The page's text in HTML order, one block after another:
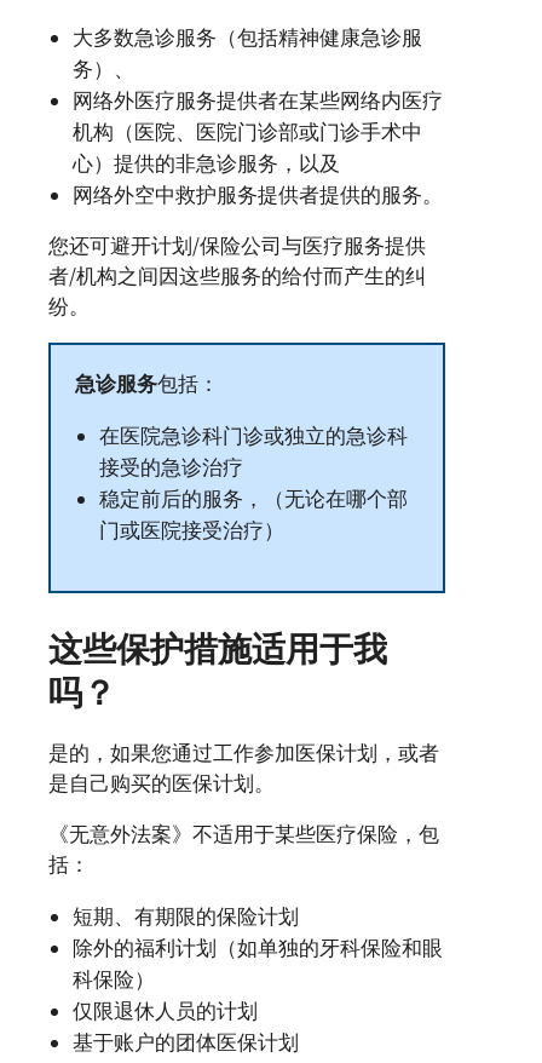
大多数急诊服务（包括精神健康急诊服
务）、
网络外医疗服务提供者在某些网络内医疗
机构（医院、医院门诊部或门诊手术中
心）提供的非急诊服务，以及
网络外空中救护服务提供者提供的服务。
您还可避开计划/保险公司与医疗服务提供
者/机构之间因这些服务的给付而产生的纠
纷。
急诊服务包括：
在医院急诊科门诊或独立的急诊科
接受的急诊治疗
稳定前后的服务，（无论在哪个部
门或医院接受治疗）
这些保护措施适用于我
吗？
是的，如果您通过工作参加医保计划，或者
是自己购买的医保计划。
《无意外法案》不适用于某些医疗保险，包
括：
短期、有期限的保险计划
除外的福利计划（如单独的牙科保险和眼
科保险）
仅限退休人员的计划
基于账户的团体医保计划